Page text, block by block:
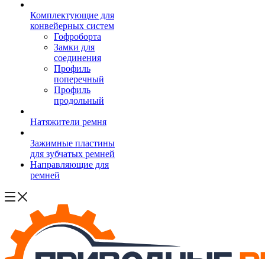
Комплектующие для
конвейерных систем
Гофроборта
Замки для
соединения
Профиль
поперечный
Профиль
продольный
Натяжители ремня
Зажимные пластины
для зубчатых ремней
Направляющие для
ремней